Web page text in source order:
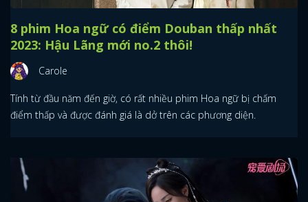
8 phim Hoa ngữ có điểm Douban thấp nhất
2023: Hậu Lãng mới no.2 thôi!
Carole
Tính từ đầu năm đến giờ, có rất nhiều phim Hoa ngữ bị chấm
điểm thấp và được đánh giá là dở trên các phương diện.